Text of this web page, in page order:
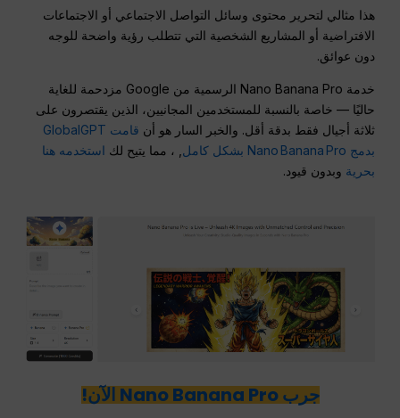
هذا مثالي لتحرير محتوى وسائل التواصل الاجتماعي أو الاجتماعات
الافتراضية أو المشاريع الشخصية التي تتطلب رؤية واضحة للوجه
دون عوائق.
خدمة Nano Banana Pro الرسمية من Google مزدحمة للغاية
حاليًا — خاصة بالنسبة للمستخدمين المجانيين، الذين يقتصرون على
ثلاثة أجيال فقط بدقة أقل. والخبر السار هو أن
قامت GlobalGPT
بدمج Nano Banana Pro بشكل كامل
, ، مما يتيح لك استخدمه هنا
بحرية وبدون قيود.
جرب Nano Banana Pro الآن!